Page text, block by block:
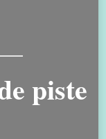
piste